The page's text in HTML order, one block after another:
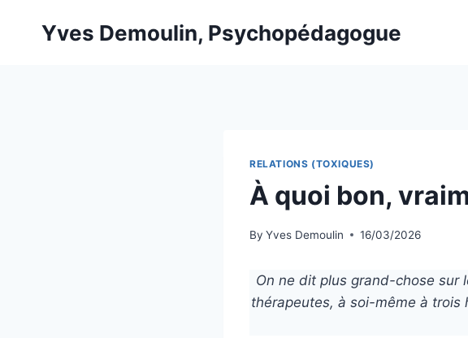
Yves Demoulin, Psychopédagogue
RELATIONS (TOXIQUES)
À quoi bon,
By Yves Demoulin 16/03/2026
On ne dit plus grand-chose sur
thérapeutes, à soi-même à trois